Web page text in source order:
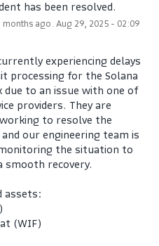
has been resolved.
months ago. Aug 29, 2025- 02:09
experiencing delays
processing for the Solana
due to an issue with one of
providers. They are
to resolve the
our engineering team is
the situation to
smooth recovery.
assets:
(WIF)